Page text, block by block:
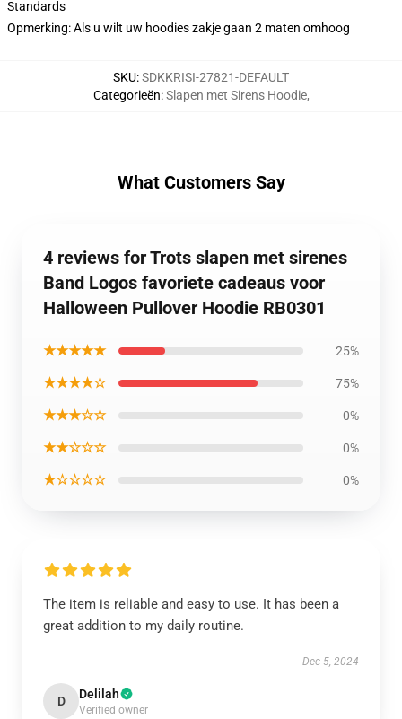
Standards
Opmerking: Als u wilt uw hoodies zakje gaan 2 maten omhoog
SKU:SDKKRISI-27821-DEFAULT
Categorieën:Slapen met Sirens Hoodie,
What Customers Say
4 reviews for Trots slapen met sirenes
Band Logos favoriete cadeaus voor
Halloween Pullover Hoodie RB0301
★★★★★ 25%
★★★★☆ 75%
★★★☆☆ 0%
★★☆☆☆ 0%
★☆☆☆☆ 0%
The item is reliable and easy to use. It has been a
great addition to my daily routine.
Dec 5, 2024
D Delilah
Verified owner